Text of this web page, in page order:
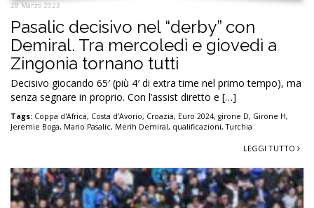
28 Marzo 2023
Pasalic decisivo nel “derby” con
Demiral. Tra mercoledì e giovedì a
Zingonia tornano tutti
Decisivo giocando 65′ (più 4′ di extra time nel primo tempo), ma
senza segnare in proprio. Con l’assist diretto e […]
Tags: Coppa d'Africa, Costa d'Avorio, Croazia, Euro 2024, girone D, Girone H,
Jeremie Boga, Mario Pasalic, Merih Demiral, qualificazioni,Turchia
LEGGI TUTTO